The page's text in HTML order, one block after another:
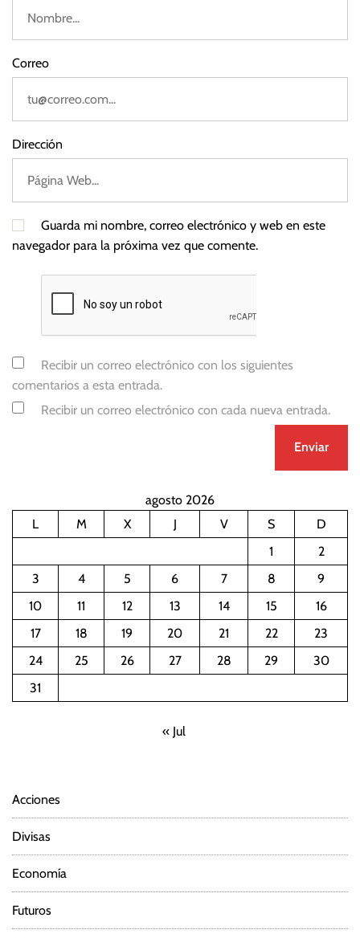
Correo
Dirección
Guarda mi nombre, correo electrónico y web en este
navegador para la próxima vez que comente.
Recibir un correo electrónico con los siguientes
comentarios a esta entrada.
Recibir un correo electrónico con cada nueva entrada.
agosto 2026
L
M X J V S
D
1
2
3
4 5 6 7 8
9
10
11 12 13 14 15
16
17
18 19 20 21 22
23
24
25 26 27 28 29
30
31
« Jul
Acciones
Divisas
Economía
Futuros